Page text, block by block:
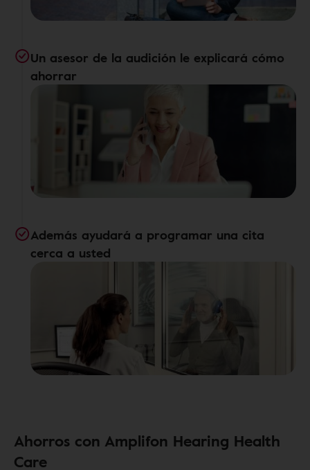
Un asesor de la audición le explicará cómo
ahorrar
Además ayudará a programar una cita
cerca a usted
Ahorros con Amplifon Hearing Health
Care